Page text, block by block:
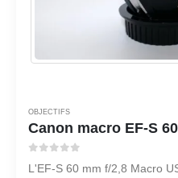
OBJECTIFS
Canon macro EF-S
L'EF-S 60 mm f/2,8 Macro